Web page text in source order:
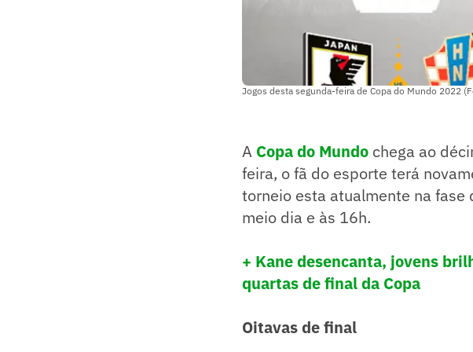
Jogos desta segunda-feira de Copa do Mundo 2022
A Copa do Mundo chega ao
feira, o fã do esporte terá
torneio esta atualmente na
meio dia e às 16h.
+ Kane desencanta, jovens
quartas de final da Copa
Oitavas de final